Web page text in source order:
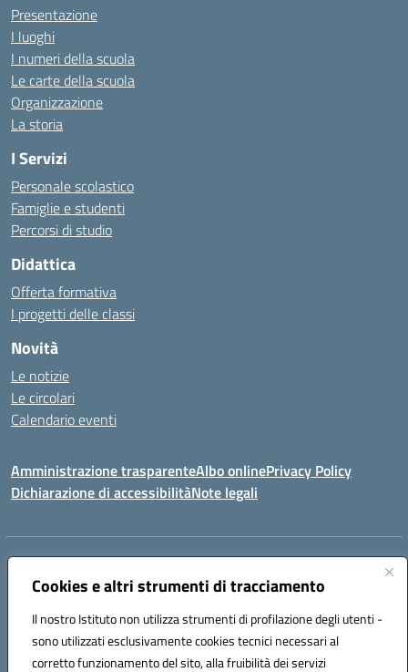
Cookies e altri strumenti di tracciamento
Il nostro Istituto non utilizza strumenti di profilazione degli utenti -
sono utilizzati esclusivamente cookies tecnici necessari al
corretto funzionamento del sito, alla fruibilità dei servizi
Presentazione
I luoghi
I numeri della scuola
Le carte della scuola
Organizzazione
La storia
I Servizi
Personale scolastico
Famiglie e studenti
Percorsi di studio
Didattica
Offerta formativa
I progetti delle classi
Novità
Le notizie
Le circolari
Calendario eventi
Amministrazione trasparenteAlbo onlinePrivacy Policy
Dichiarazione di accessibilitàNote legali
Indirizzo:
Centralino:0923993485 Email:tpic84500v@istruzione.it
Codice fiscale: 91039050819
Codice meccanografico:
tpic84500v